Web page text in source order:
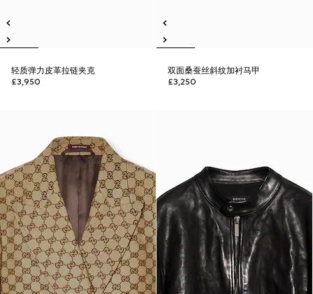
轻质弹力皮革拉链夹克
£3,950
双面桑蚕丝斜纹加衬马甲
£3,250